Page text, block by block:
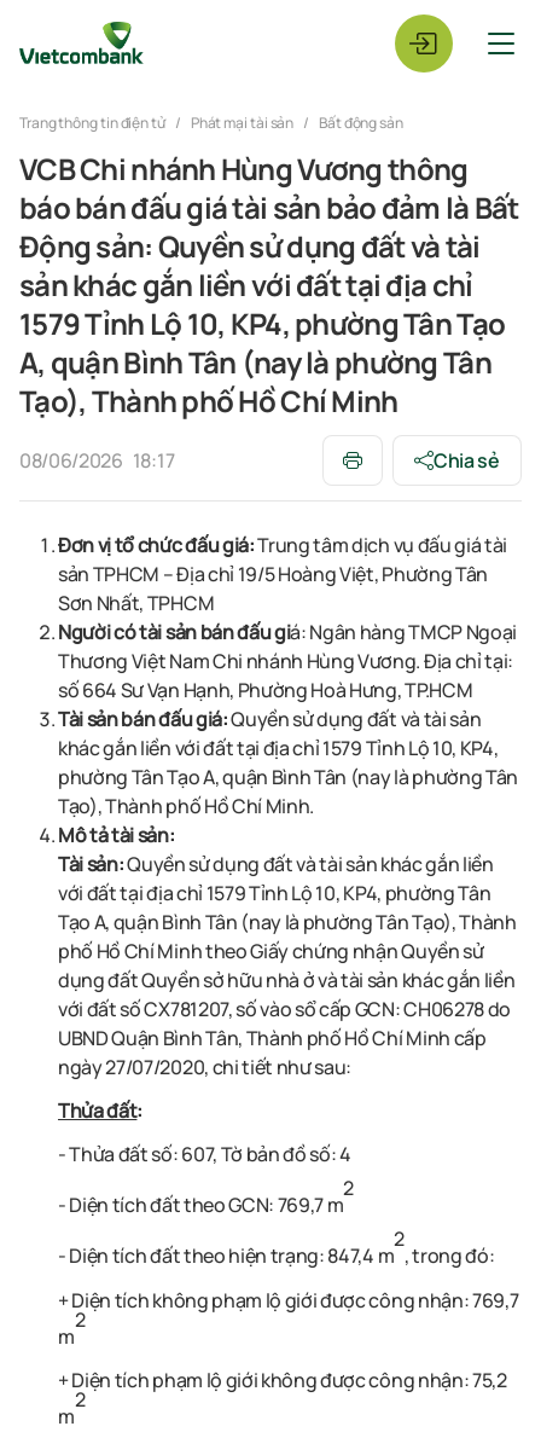
Trang thông tin điện tử Phát mại tài sản Bất động sản
VCB Chi nhánh Hùng Vương thông
báo bán đấu giá tài sản bảo đảm là Bất
Động sản: Quyền sử dụng đất và tài
sản khác gắn liền với đất tại địa chỉ
1579 Tỉnh Lộ 10, KP4, phường Tân Tạo
A, quận Bình Tân (nay là phường Tân
Tạo), Thành phố Hồ Chí Minh
08/06/2026 18:17 Chia sẻ
Đơn vị tổ chức đấu giá:Trung tâm dịch vụ đấu giá tài
sản TPHCM – Địa chỉ 19/5 Hoàng Việt, Phường Tân
Sơn Nhất, TPHCM
Người có tài sản bán đấu giá: Ngân hàng TMCP Ngoại
Thương Việt Nam Chi nhánh Hùng Vương.Địa chỉ tại:
số 664 Sư Vạn Hạnh, Phường Hoà Hưng, TP.HCM
Tài sản bán đấu giá:Quyền sử dụng đất và tài sản
khác gắn liền với đất tại địa chỉ 1579 Tỉnh Lộ 10, KP4,
phường Tân Tạo A, quận Bình Tân (nay là phường Tân
Tạo), Thành phố Hồ Chí Minh.
Mô tả tài sản:
Tài sản:Quyền sử dụng đất và tài sản khác gắn liền
với đất tại địa chỉ 1579 Tỉnh Lộ 10, KP4, phường Tân
Tạo A, quận Bình Tân (nay là phường Tân Tạo), Thành
phố Hồ Chí Minh theo Giấy chứng nhận Quyền sử
dụng đất Quyền sở hữu nhà ở và tài sản khác gắn liền
với đất số CX781207, số vào sổ cấp GCN: CH06278 do
UBND Quận Bình Tân, Thành phố Hồ Chí Minh cấp
ngày 27/07/2020, chi tiết như sau:
Thửa đất:
- Thửa đất số: 607, Tờ bản đồ số: 4
- Diện tích đất theo GCN: 769,7 m
2
- Diện tích đất theo hiện trạng: 847,4 m
2
, trong đó:
+ Diện tích không phạm lộ giới được công nhận: 769,7
m
2
+ Diện tích phạm lộ giới không được công nhận: 75,2
m
2